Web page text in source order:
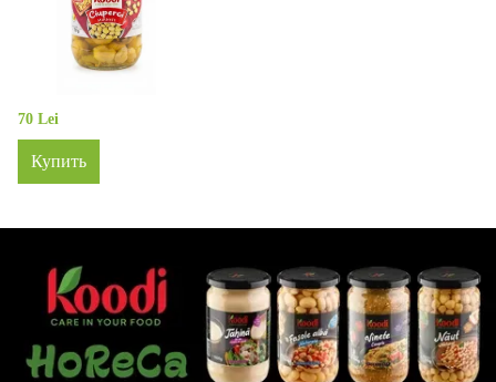
70 Lei
Купить